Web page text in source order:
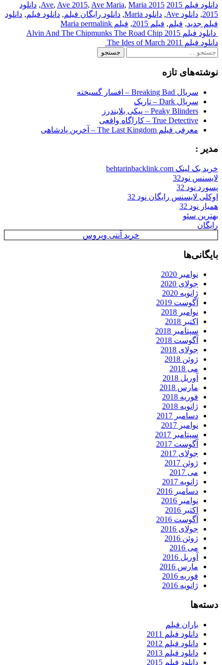
دانلود فیلم 2015 2015 Ave
, Ave 2015, Ave Maria, Maria
, دانلود
2015
, دانلود Ave , دانلود Maria , دانلود رایگان فیلم, دانلود فیلم, دانلود
فیلم جدید, فیلم, فیلم 2015 , فیلم Maria permalink
Post
navigation
دانلود فیلم Alvin And The Chipmunks The Road Chip 2015
دانلود فیلم The Ides of March 2011
جستجو
نوشته‌های تازه
سریال Breaking Bad – افسار گسیخته
سریال Dark – تاریک
Peaky Blinders – پیکی بلایندرز
True Detective – کاراگاه واقعی
معرفی فیلم The Last Kingdom – آخرین پادشاهی
مدیر :
خرید بک لینک behtarinbacklink.com
لایسنس نود32
پسورد نود 32
اوکلی لایسنس رایگان نود 32
همیار نود 32
بهترین سئو
رایگان
خرید آنتی ویروس
بایگانی‌ها
نوامبر 2020
جولای 2020
ژانویه 2020
آگوست 2019
نوامبر 2018
اکتبر 2018
سپتامبر 2018
آگوست 2018
جولای 2018
ژوئن 2018
می 2018
آوریل 2018
مارس 2018
فوریه 2018
ژانویه 2018
دسامبر 2017
نوامبر 2017
سپتامبر 2017
آگوست 2017
جولای 2017
ژوئن 2017
می 2017
ژانویه 2017
دسامبر 2016
نوامبر 2016
اکتبر 2016
آگوست 2016
جولای 2016
ژوئن 2016
می 2016
آوریل 2016
مارس 2016
فوریه 2016
ژانویه 2016
دسته‌ها
باران فیلم
دانلود فیلم 2011
دانلود فیلم 2012
دانلود فیلم 2013
دانلود فیلم 2015